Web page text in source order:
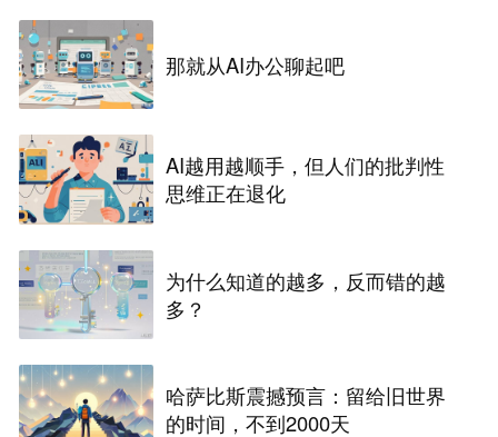
那就从AI办公聊起吧
AI越用越顺手，但人们的批判性
思维正在退化
为什么知道的越多，反而错的越
多？
哈萨比斯震撼预言：留给旧世界
的时间，不到2000天